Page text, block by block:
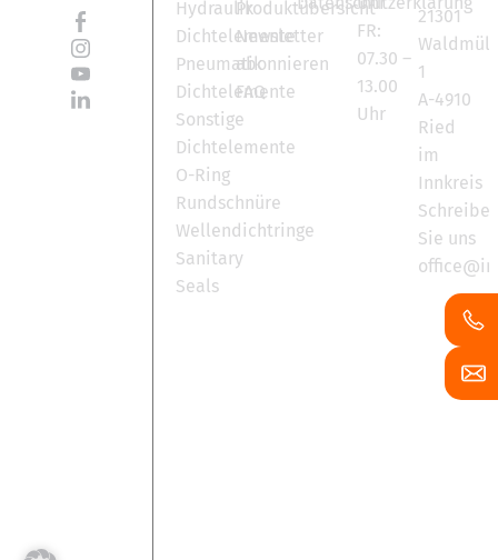
Hydraulik
Dichtelemente
Pneumatik
Dichtelemente
Sonstige
Dichtelemente
O-Ring
Rundschnüre
Wellendichtringe
Sanitary
Seals
Produktübersicht
Newsletter
abonnieren
FAQ
FR:
07.30 –
13.00
Uhr
21301
1
A-4910
Ried
im
Innkreis
Sie uns